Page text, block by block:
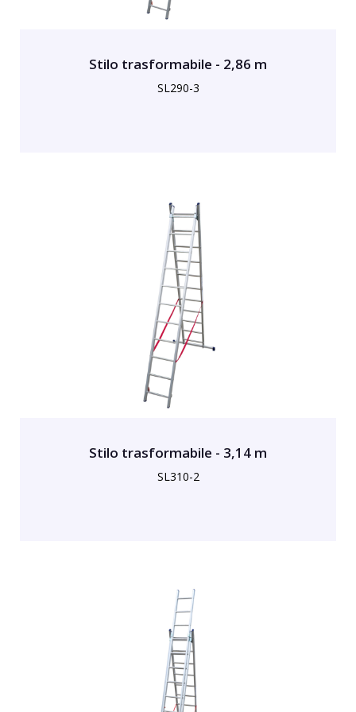
Stilo trasformabile - 2,86 m
SL290-3
Stilo trasformabile - 3,14 m
SL310-2